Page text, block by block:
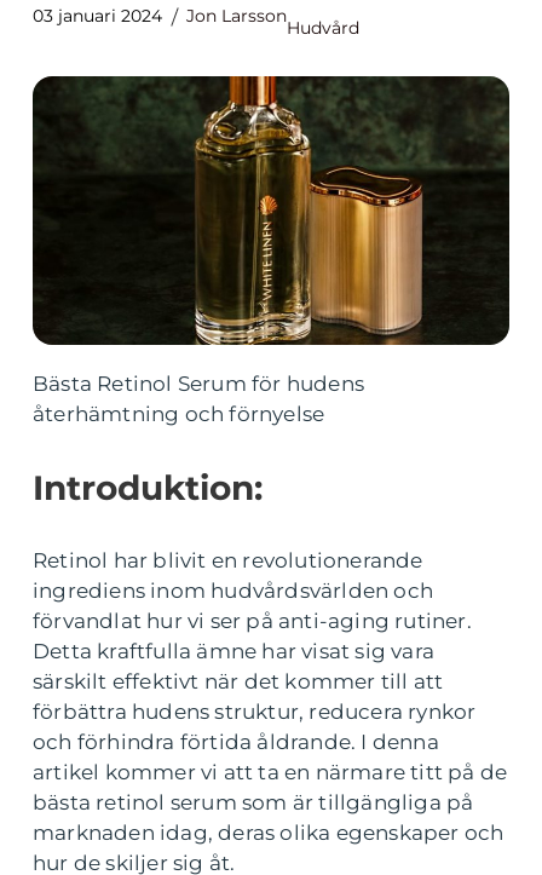
03 januari 2024 Jon Larsson
Hudvård
Bästa Retinol Serum för hudens
återhämtning och förnyelse
Introduktion:
Retinol har blivit en revolutionerande
ingrediens inom hudvårdsvärlden och
förvandlat hur vi ser på anti-aging rutiner.
Detta kraftfulla ämne har visat sig vara
särskilt effektivt när det kommer till att
förbättra hudens struktur, reducera rynkor
och förhindra förtida åldrande. I denna
artikel kommer vi att ta en närmare titt på de
bästa retinol serum som är tillgängliga på
marknaden idag, deras olika egenskaper och
hur de skiljer sig åt.